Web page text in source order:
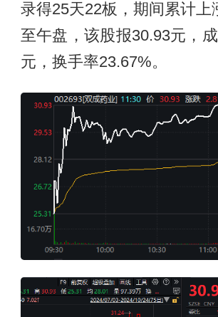
录得25天22板，期间累计上
至午盘，该股报30.93元，
元，换手率23.67%。